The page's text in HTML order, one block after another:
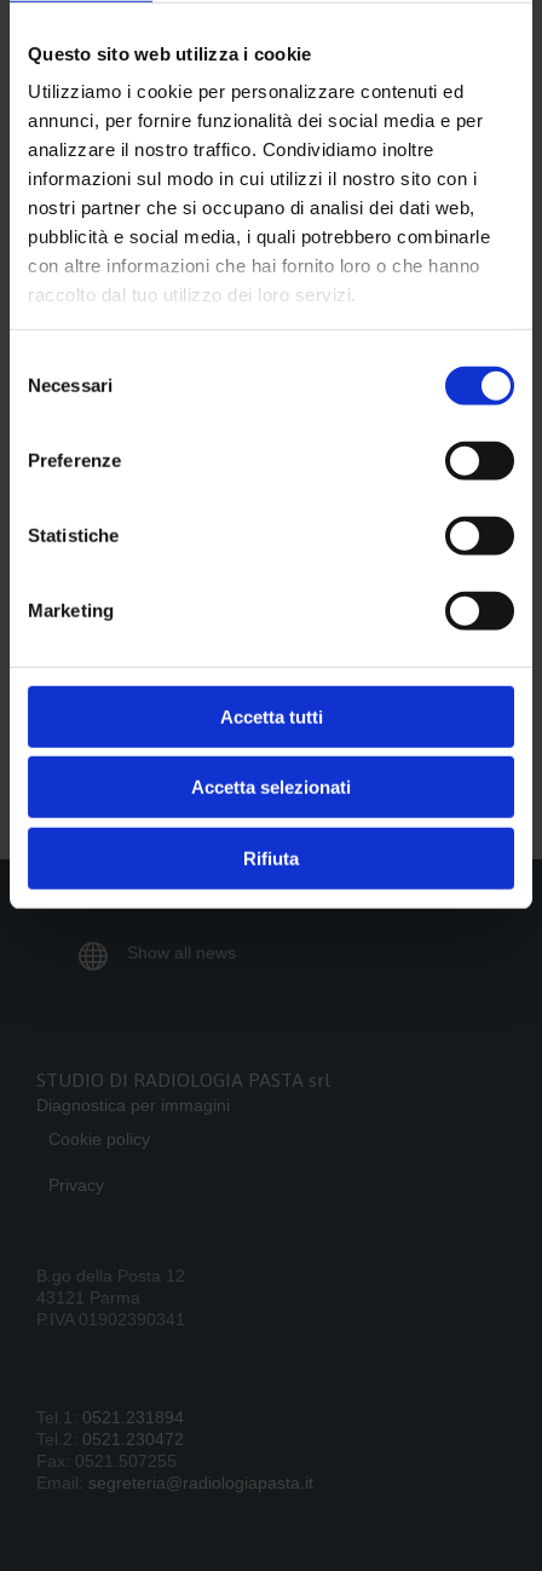
Questo sito web utilizza i cookie
Utilizziamo i cookie per personalizzare contenuti ed
annunci, per fornire funzionalità dei social media e per
analizzare il nostro traffico. Condividiamo inoltre
informazioni sul modo in cui utilizzi il nostro sito con i
nostri partner che si occupano di analisi dei dati web,
pubblicità e social media, i quali potrebbero combinarle
con altre informazioni che hai fornito loro o che hanno
raccolto dal tuo utilizzo dei loro servizi.
delNecessari
Preferenze
Statistiche
Marketing
Accetta tutti
Accetta selezionati
Rifiuta
L’elevata qualità delle immagini e delle diagnosi che vengono
riferimento per la diagnostica nel mondo dello sport
basket, fino agli sport più individuali come ciclismo e atletica,
sono tanti gli atleti e le squadre chescelgono lo studio di
radiologia Pastain caso di necessità di esami diagnostici,
riconoscendone l’eccellenza del servizio.
Ultimi in ordine di tempoAndrea Pisanu del Bologna
Calcio, che lunedì 26 luglio si è sottoposto aesami
radiologici e risonanza magneticaper una distorsione al
ginocchio, eMarco Piccioni del Sassuolo Calcio
Studio di Radiologia del Dott. Pasta & C. Snc
Seguici su
 Facebook
 Twitter
 Show all news
STUDIO DI RADIOLOGIA PASTA srl
Diagnostica per immagini
Cookie policy
Privacy
B.go della Posta 12
43121 Parma
P.IVA 01902390341
Tel.1: 0521.231894
Tel.2: 0521.230472
Fax: 0521.507255
Email: segreteria@radiologiapasta.it